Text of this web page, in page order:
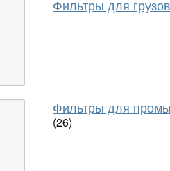
Фильтры для
Фильтры для
(26)